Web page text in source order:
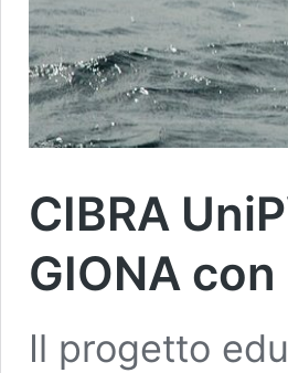
CIBRA
GIONA
Il progetto